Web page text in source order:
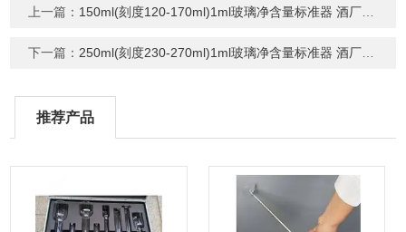
上一篇： 150ml(刻度120-170ml)1ml玻璃净含量标准器 酒厂过检专用精密量筒
下一篇： 250ml(刻度230-270ml)1ml玻璃净含量标准器 酒厂过检专用精密量筒
推荐产品